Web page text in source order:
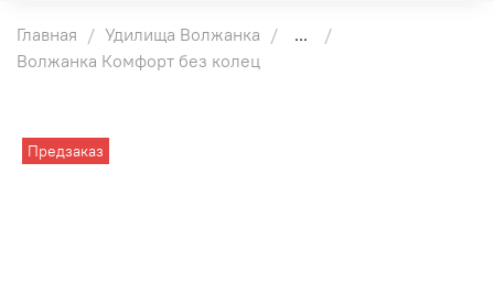
Главная Удилища Волжанка
...
Волжанка Комфорт без колец
Предзаказ